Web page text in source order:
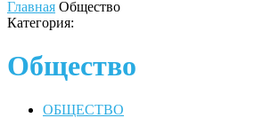
Главная Общество
Категория:
Общество
ОБЩЕСТВО